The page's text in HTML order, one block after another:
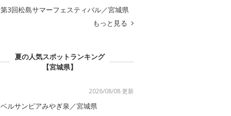
第3回松島サマーフェスティバル／宮城県
もっと見る
夏の人気スポットランキング
【宮城県】
2026/08/08 更新
ベルサンピアみやぎ泉／宮城県